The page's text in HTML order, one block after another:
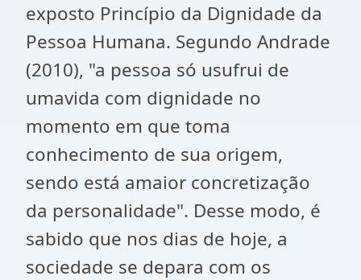
exposto Princípio da Dignidade da
Pessoa Humana. Segundo Andrade
(2010), "a pessoa só usufrui de
umavida com dignidade no
momento em que toma
conhecimento de sua origem,
sendo está amaior concretização
da personalidade". Desse modo, é
sabido que nos dias de hoje, a
sociedade se depara com os